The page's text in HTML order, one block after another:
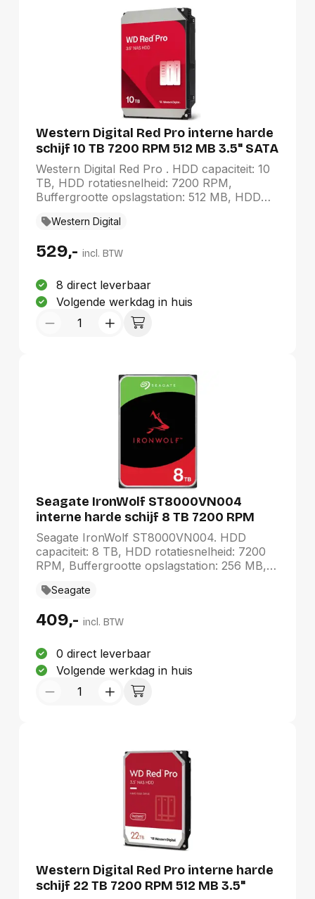
Western Digital Red Pro interne harde
schijf 10 TB 7200 RPM 512 MB 3.5" SATA
III
Western Digital Red Pro . HDD capaciteit: 10
TB, HDD rotatiesnelheid: 7200 RPM,
Buffergrootte opslagstation: 512 MB, HDD
Western Digital
529,- incl. BTW
8 direct leverbaar
Volgende werkdag in huis
Seagate IronWolf ST8000VN004
interne harde schijf 8 TB 7200 RPM
256 MB 3.5" SATA III
Seagate IronWolf ST8000VN004. HDD
capaciteit: 8 TB, HDD rotatiesnelheid: 7200
RPM, Buffergrootte opslagstation: 256 MB,
Seagate
409,- incl. BTW
0 direct leverbaar
Volgende werkdag in huis
Western Digital Red Pro interne harde
schijf 22 TB 7200 RPM 512 MB 3.5"